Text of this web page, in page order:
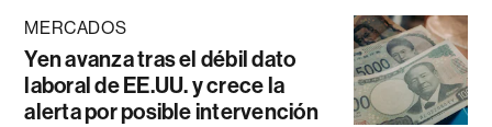
MERCADOS
Yen avanza tras el débil dato
laboral de EE.UU. y crece la
alerta por posible intervención